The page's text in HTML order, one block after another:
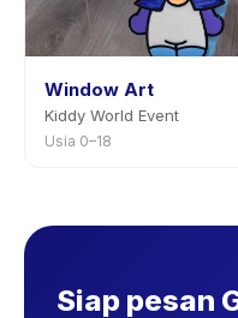
Window Art
Kiddy World Event
Usia 0–18
Siap pesan